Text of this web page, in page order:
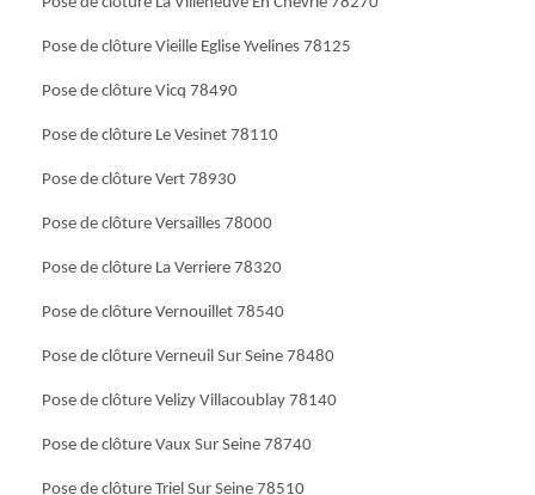
Pose de clôture Vieille Eglise Yvelines 78125
Pose de clôture Vicq 78490
Pose de clôture Le Vesinet 78110
Pose de clôture Vert 78930
Pose de clôture Versailles 78000
Pose de clôture La Verriere 78320
Pose de clôture Vernouillet 78540
Pose de clôture Verneuil Sur Seine 78480
Pose de clôture Velizy Villacoublay 78140
Pose de clôture Vaux Sur Seine 78740
Pose de clôture Triel Sur Seine 78510